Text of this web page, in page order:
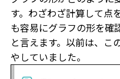
す。わざわざ計算して点
も容易にグラフの形を確
と言えます。以前は、こ
やしていました。